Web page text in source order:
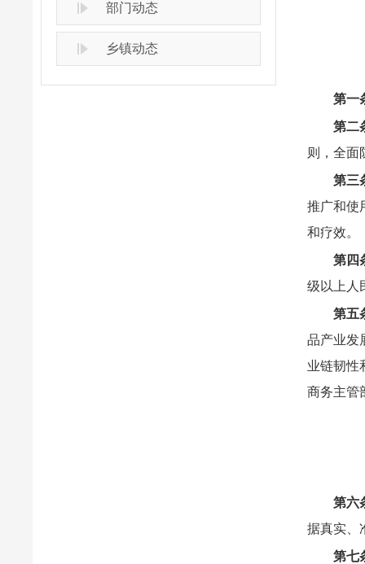
部门动态
乡镇动态
第一
第二
则，全面
第三
推广和使
和疗效。
第四
级以上人
第五
品产业发
业链韧性
商务主管
第六
据真实、
第七